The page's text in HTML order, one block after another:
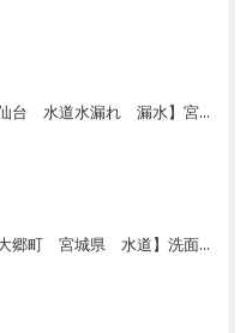
【塩釜 水道 仙台 水道水漏れ 漏水】宮城県 仙台市 給湯器 エコキュート 故障 修理 お湯が出ない 即日対応 緊急対応 激安 特価 格安にて交換しました！
【仙台 塩釜 大郷町 宮城県 水道】洗面化粧台 特価 激安 価格で交換致しました